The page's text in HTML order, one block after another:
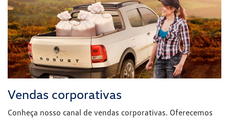
Vendas corporativas
Conheça nosso canal de vendas corporativas. Oferecemos